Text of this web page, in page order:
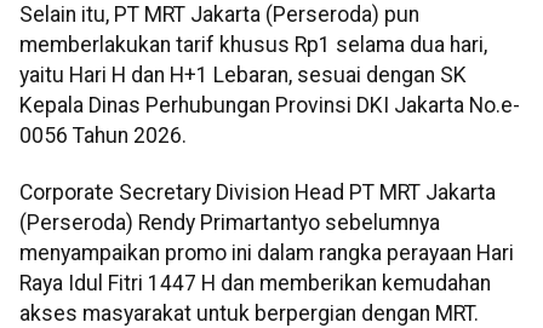
Selain itu, PT MRT Jakarta (Perseroda) pun
memberlakukan tarif khusus Rp1 selama dua hari,
yaitu Hari H dan H+1 Lebaran, sesuai dengan SK
Kepala Dinas Perhubungan Provinsi DKI Jakarta No.e-
0056 Tahun 2026.
Corporate Secretary Division Head PT MRT Jakarta
(Perseroda) Rendy Primartantyo sebelumnya
menyampaikan promo ini dalam rangka perayaan Hari
Raya Idul Fitri 1447 H dan memberikan kemudahan
akses masyarakat untuk berpergian dengan MRT.